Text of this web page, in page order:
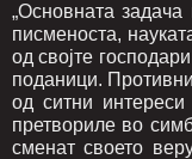
„Основната
писменоста,
од својте
поданици.
од ситни интереси
претвориле во
сменат своето